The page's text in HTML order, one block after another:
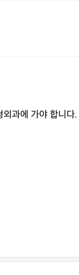
과에 가야 합니다.